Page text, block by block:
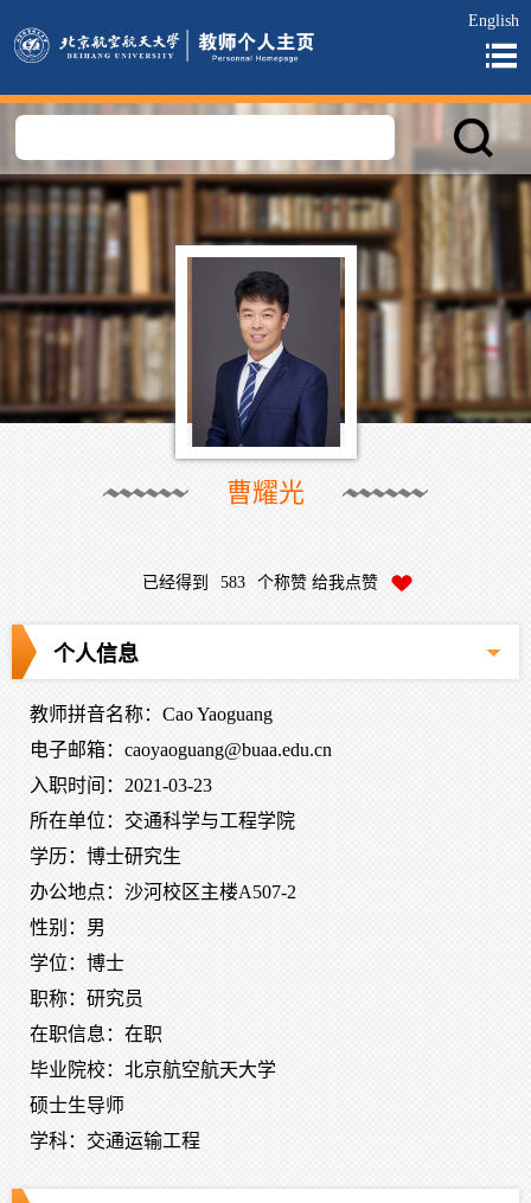
English
曹耀光
已经得到 583 个称赞 给我点赞
个人信息
教师拼音名称：Cao Yaoguang
电子邮箱： caoyaoguang@buaa.edu.cn
入职时间：2021-03-23
所在单位：交通科学与工程学院
学历：博士研究生
办公地点：沙河校区主楼A507-2
性别：男
学位：博士
职称：研究员
在职信息：在职
毕业院校：北京航空航天大学
硕士生导师
学科：交通运输工程